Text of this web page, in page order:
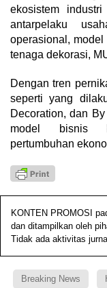
ekosistem
antarpelaku
operasional,
tenaga dekorasi,
Dengan tren
seperti yang
Decoration, dan
model bisnis
pertumbuhan
KONTEN PROMOSI
dan ditampilkan oleh
Tidak ada aktivitas
Breaking News